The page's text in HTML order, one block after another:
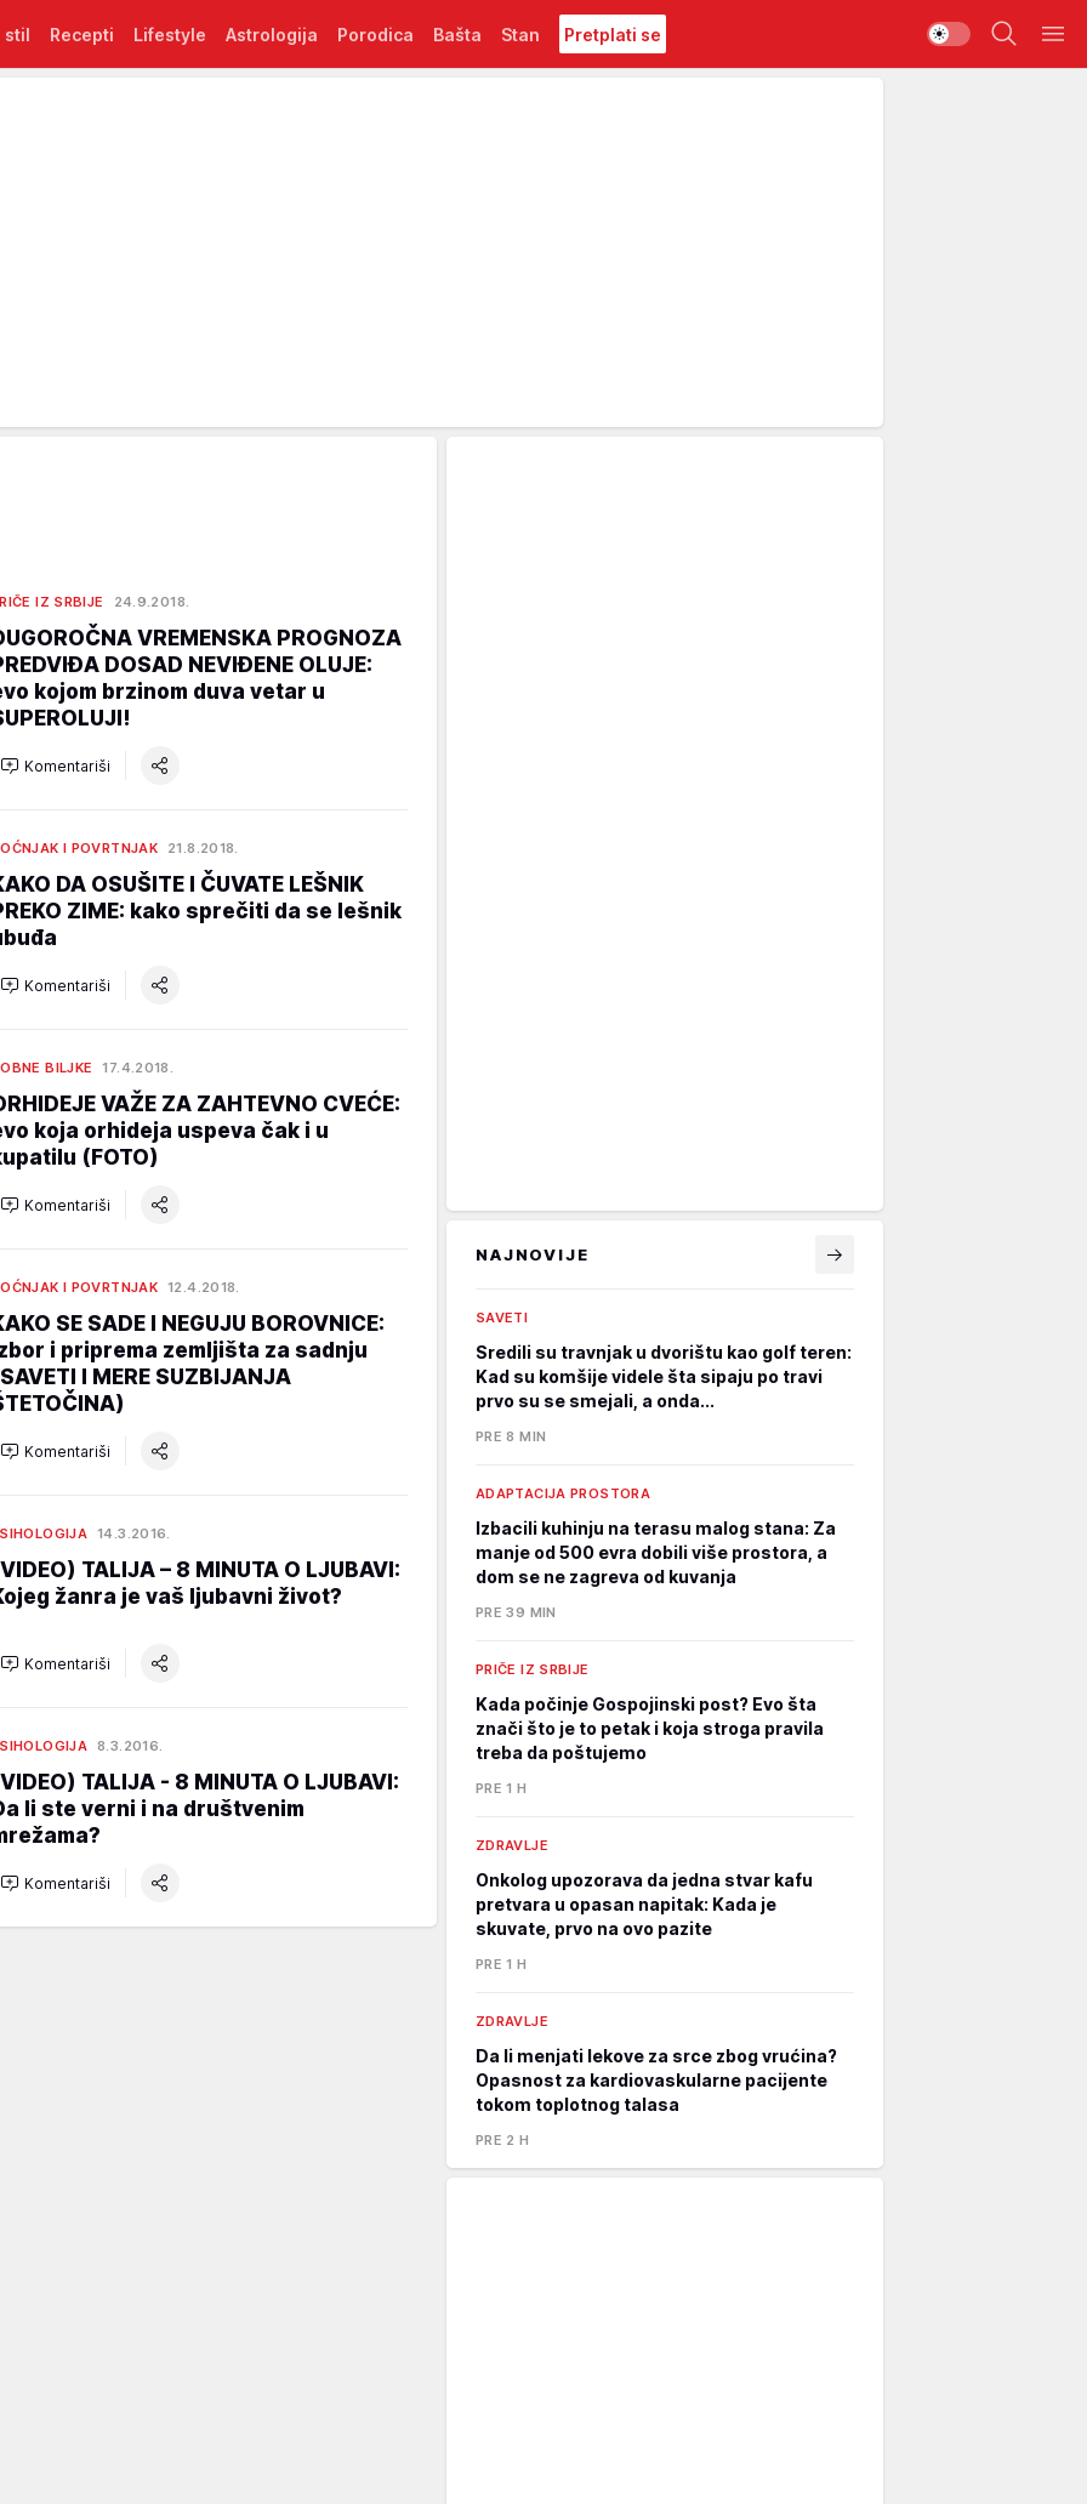
stil Recepti Lifestyle Astrologija Porodica Bašta Stan Pretplati se
IZ SRBIJE 24.9.2018.
VREMENSKA PROGNOZA
DOSAD NEVIĐENE OLUJE:
kojom brzinom duva vetar u
Komentariši
I POVRTNJAK 21.8.2018.
DA OSUŠITE I ČUVATE LEŠNIK
ZIME: kako sprečiti da se lešnik
Komentariši
BILJKE 17.4.2018.
VAŽE ZA ZAHTEVNO CVEĆE:
koja orhideja uspeva čak i u
(FOTO)
Komentariši
I POVRTNJAK 12.4.2018.
SE SADE I NEGUJU BOROVNICE:
i priprema zemljišta za sadnju
I MERE SUZBIJANJA
Komentariši
14.3.2016.
TALIJA – 8 MINUTA O LJUBAVI:
žanra je vaš ljubavni život?
Komentariši
8.3.2016.
TALIJA - 8 MINUTA O LJUBAVI:
li ste verni i na društvenim
Komentariši
NAJNOVIJE
SAVETI
Sredili su travnjak u dvorištu kao golf teren:
Kad su komšije videle šta sipaju po travi
prvo su se smejali, a onda...
PRE 8 MIN
ADAPTACIJA PROSTORA
Izbacili kuhinju na terasu malog stana: Za
manje od 500 evra dobili više prostora, a
dom se ne zagreva od kuvanja
PRE 39 MIN
PRIČE IZ SRBIJE
Kada počinje Gospojinski post? Evo šta
znači što je to petak i koja stroga pravila
treba da poštujemo
PRE 1 H
ZDRAVLJE
Onkolog upozorava da jedna stvar kafu
pretvara u opasan napitak: Kada je
skuvate, prvo na ovo pazite
PRE 1 H
ZDRAVLJE
Da li menjati lekove za srce zbog vrućina?
Opasnost za kardiovaskularne pacijente
tokom toplotnog talasa
PRE 2 H